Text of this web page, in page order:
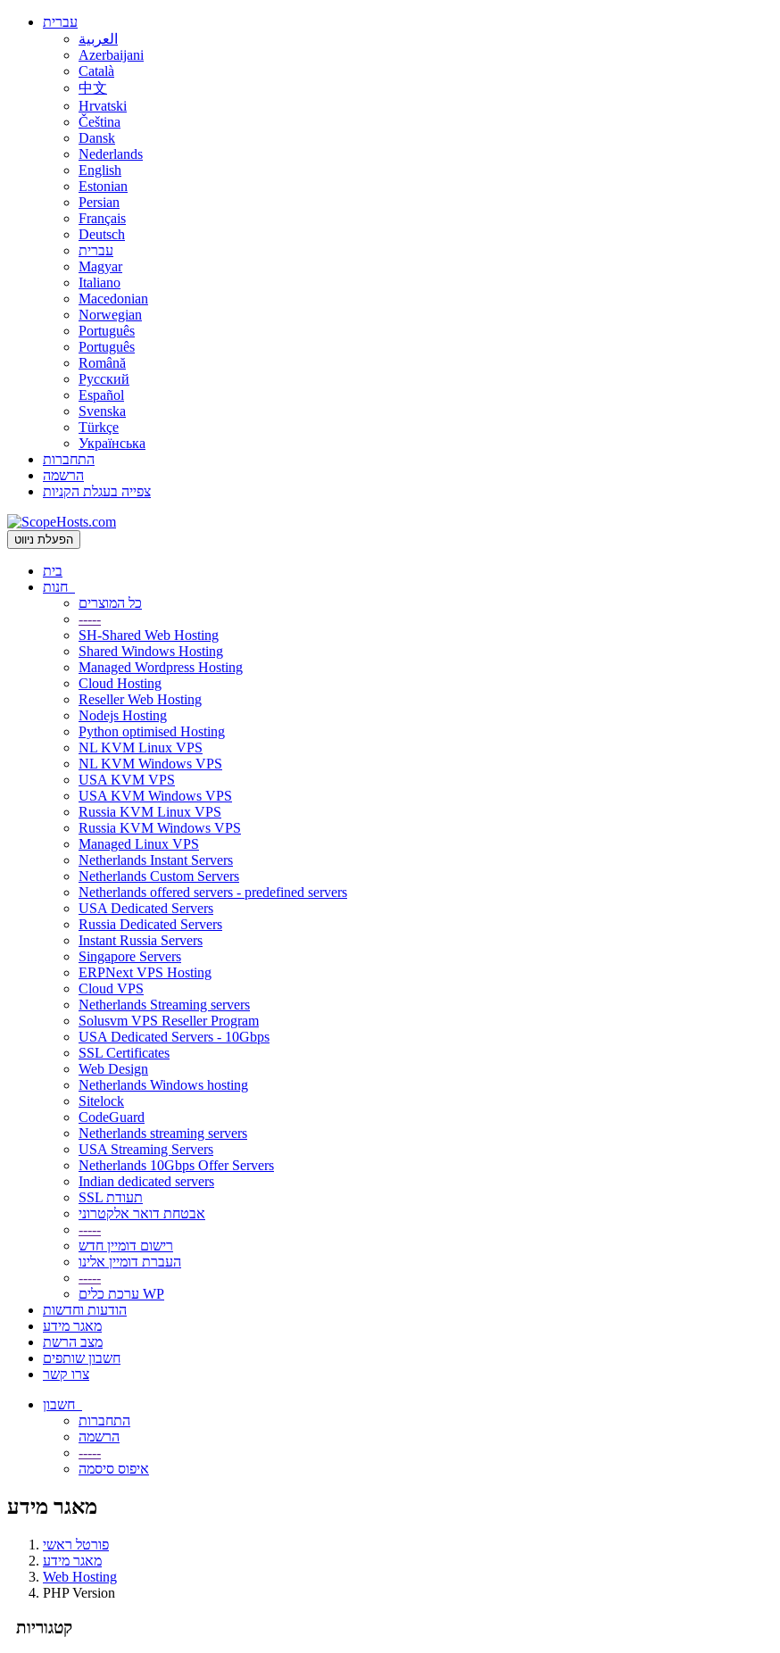
עברית
العربية
Azerbaijani
Català
中文
Hrvatski
Čeština
Dansk
Nederlands
English
Estonian
Persian
Français
Deutsch
עברית
Magyar
Italiano
Macedonian
Norwegian
Português
Português
Română
Русский
Español
Svenska
Türkçe
Українська
התחברות
הרשמה
צפייה בעגלת הקניות
הפעלת ניווט
בית
כל המוצרים
-----
SH-Shared Web Hosting
Shared Windows Hosting
Managed Wordpress Hosting
Cloud Hosting
Reseller Web Hosting
Nodejs Hosting
Python optimised Hosting
NL KVM Linux VPS
NL KVM Windows VPS
USA KVM VPS
USA KVM Windows VPS
Russia KVM Linux VPS
Russia KVM Windows VPS
Managed Linux VPS
Netherlands Instant Servers
Netherlands Custom Servers
Netherlands offered servers - predefined servers
USA Dedicated Servers
Russia Dedicated Servers
Instant Russia Servers
Singapore Servers
ERPNext VPS Hosting
Cloud VPS
Netherlands Streaming servers
Solusvm VPS Reseller Program
USA Dedicated Servers - 10Gbps
SSL Certificates
Web Design
Netherlands Windows hosting
Sitelock
CodeGuard
Netherlands streaming servers
USA Streaming Servers
Netherlands 10Gbps Offer Servers
Indian dedicated servers
SSL תעודת
אבטחת דואר אלקטרוני
-----
רישום דומיין חדש
העברת דומיין אלינו
-----
ערכת כלים WP
הודעות וחדשות
מאגר מידע
מצב הרשת
חשבון שותפים
צרו קשר
התחברות
הרשמה
-----
איפוס סיסמה
מאגר מידע
פורטל ראשי
מאגר מידע
Web Hosting
PHP Version
קטגוריות